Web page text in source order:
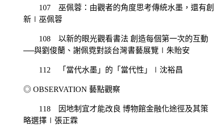
107 巫佩蓉：由觀者的角度思考傳統水墨，還有創
新∣巫佩蓉
108 以新的眼光觀看書法 創造每個第一次的互動
──與劉俊蘭、謝佩霓對談台灣書藝展覽∣朱貽安
112 「當代水墨」的「當代性」∣沈裕昌
◎ OBSERVATION 藝點觀察
118 因地制宜才能改良 博物館金融化途徑及其策
略選擇∣張正霖